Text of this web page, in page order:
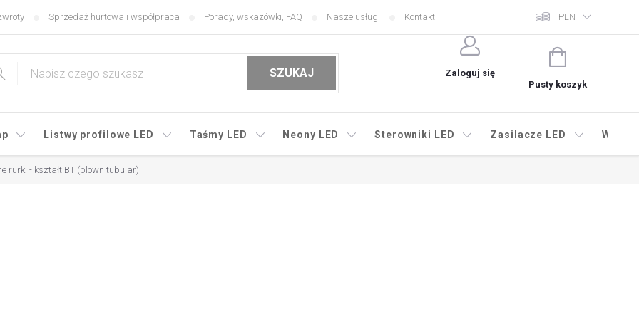
Sprzedaż hurtowa i współpraca Porady, wskazówki, FAQ Nasze usługi Kontakt PLN
SZUKAJ Zaloguj się
KOSZYK
Pusty koszyk
Listwy profilowe LED Taśmy LED Neony LED Sterowniki LED Zasilacze LED
rurki - kształt BT (blown tubular)